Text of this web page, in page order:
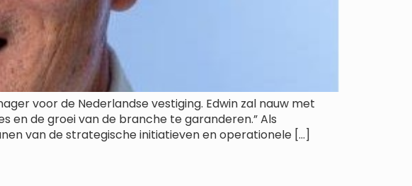
voor de Nederlandse vestiging. Edwin zal nauw met
en de groei van de branche te garanderen.” Als
van de strategische initiatieven en operationele […]